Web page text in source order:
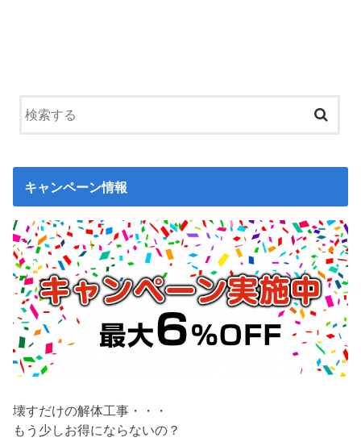
キャンペーン情報
壊すだけの解体工事・・・
もう少しお得にならないの？